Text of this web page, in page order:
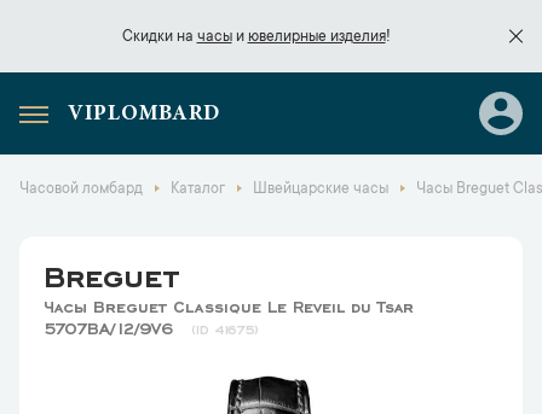
Скидки на часыи ювелирные изделия!
Скидки начасы
VIPLOMBARD
Часовой ломбард Каталог Швейцарские часы Часы Breguet
Breguet
Часы Breguet Classique Le Reveil du Tsar
5707BA/12/9V6
41675